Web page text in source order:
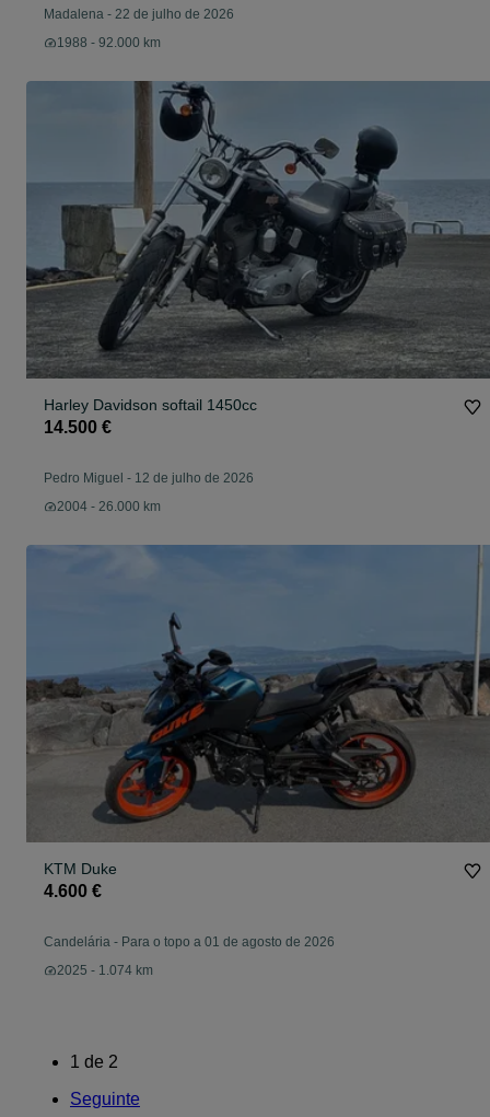
Madalena - 22 de julho de 2026
1988 - 92.000 km
Harley Davidson softail 1450cc
14.500 €
Pedro Miguel - 12 de julho de 2026
2004 - 26.000 km
KTM Duke
4.600 €
Candelária - Para o topo a 01 de agosto de 2026
2025 - 1.074 km
1 de 2
Seguinte